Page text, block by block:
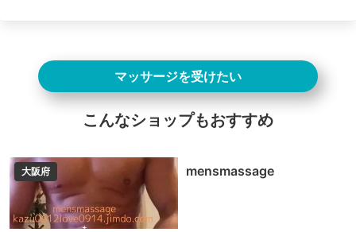
マッサージを受けたい
こんなショップもおすすめ
大阪府 mensmassage